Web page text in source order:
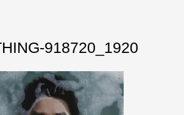
918720_1920